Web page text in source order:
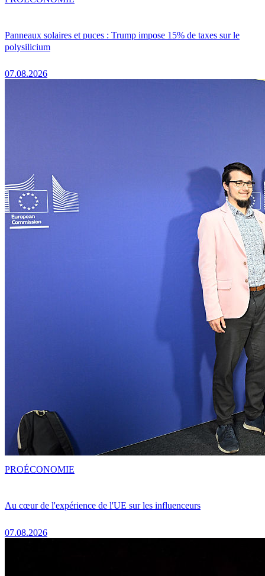
Panneaux solaires et puces : Trump impose 15% de taxes sur le
polysilicium
07.08.2026
Au cœur de l'expérience de l'UE sur les influenceurs
07.08.2026
PROÉCONOMIE